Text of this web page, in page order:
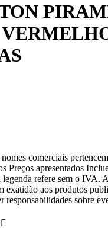
comerciais
Preços apresentados
refere sem o IVA.
exatidão aos produtos
responsabilidades sobre
